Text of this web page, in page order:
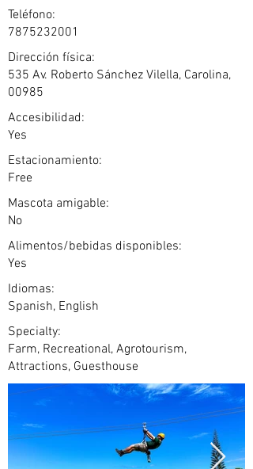
Teléfono:
7875232001
Dirección física:
535 Av. Roberto Sánchez Vilella, Carolina,
00985
Accesibilidad:
Yes
Estacionamiento:
Free
Mascota amigable:
No
Alimentos/bebidas disponibles:
Yes
Idiomas:
Spanish, English
Specialty:
Farm, Recreational, Agrotourism,
Attractions, Guesthouse